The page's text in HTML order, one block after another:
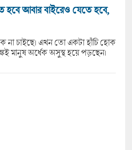
হবে আবার বাইরেও যেতে হবে,
না চাইছে। এখন তো একটা হাঁচি হোক
মানুষ অর্ধেক অসুস্থ হয়ে পড়ছেন।